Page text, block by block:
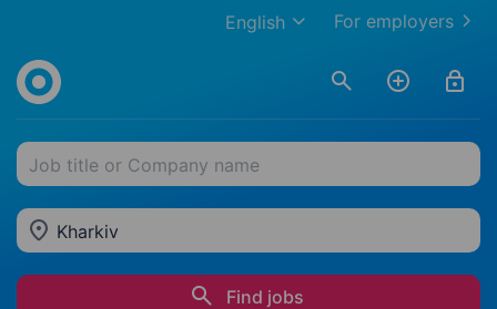
For employers
English
Job title or Company name
Kharkiv
Find jobs